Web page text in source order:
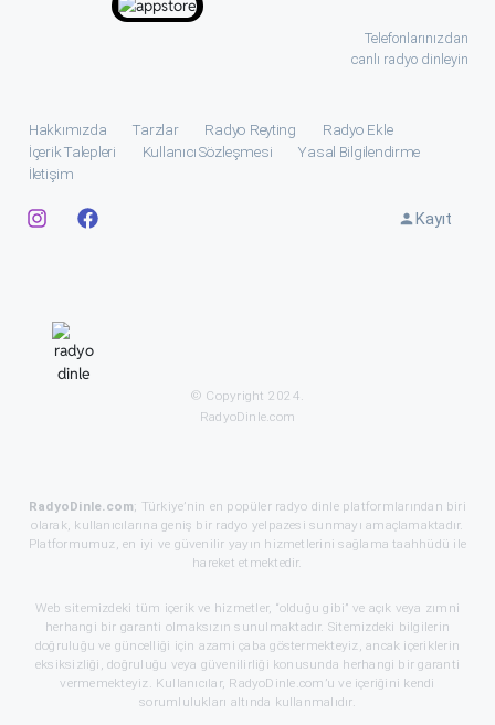
Telefonlarınızdan
canlı radyo dinleyin
Hakkımızda Tarzlar Radyo Reyting
Radyo Ekle
İçerik Talepleri
Kullanıcı Sözleşmesi
Yasal Bilgilendirme
İletişim
Kayıt
© Copyright 2024.
RadyoDinle.com
RadyoDinle.com; Türkiye’nin en popüler radyo dinle platformlarından biri
olarak, kullanıcılarına geniş bir radyo yelpazesi sunmayı amaçlamaktadır.
Platformumuz, en iyi ve güvenilir yayın hizmetlerini sağlama taahhüdü ile
hareket etmektedir.
Web sitemizdeki tüm içerik ve hizmetler, “olduğu gibi” ve açık veya zımni
herhangi bir garanti olmaksızın sunulmaktadır. Sitemizdeki bilgilerin
doğruluğu ve güncelliği için azami çaba göstermekteyiz, ancak içeriklerin
eksiksizliği, doğruluğu veya güvenilirliği konusunda herhangi bir garanti
vermemekteyiz. Kullanıcılar, RadyoDinle.com’u ve içeriğini kendi
sorumlulukları altında kullanmalıdır.